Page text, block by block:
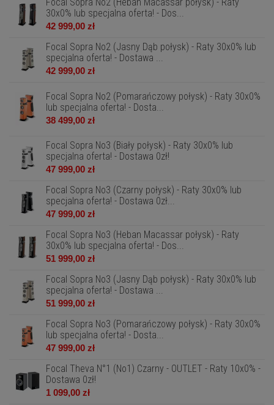
30x0% lub specjalna oferta! - Dos...
42 999,00 zł
Focal Sopra No2 (Jasny Dąb połysk) - Raty 30x0% lub
specjalna oferta! - Dostawa ...
42 999,00 zł
Focal Sopra No2 (Pomarańczowy połysk) - Raty 30x0%
lub specjalna oferta! - Dosta...
38 499,00 zł
Focal Sopra No3 (Biały połysk) - Raty 30x0% lub
specjalna oferta! - Dostawa 0zł!
47 999,00 zł
Focal Sopra No3 (Czarny połysk) - Raty 30x0% lub
specjalna oferta! - Dostawa 0zł...
47 999,00 zł
Focal Sopra No3 (Heban Macassar połysk) - Raty
30x0% lub specjalna oferta! - Dos...
51 999,00 zł
Focal Sopra No3 (Jasny Dąb połysk) - Raty 30x0% lub
specjalna oferta! - Dostawa ...
51 999,00 zł
Focal Sopra No3 (Pomarańczowy połysk) - Raty 30x0%
lub specjalna oferta! - Dosta...
47 999,00 zł
Focal Theva N°1 (No1) Czarny - OUTLET - Raty 10x0% -
Dostawa 0zł!
1 099,00 zł